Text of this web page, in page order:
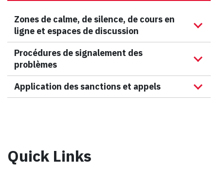
Zones de calme, de silence, de cours en
ligne et espaces de discussion
Procédures de signalement des
problèmes
Application des sanctions et appels
Quick Links